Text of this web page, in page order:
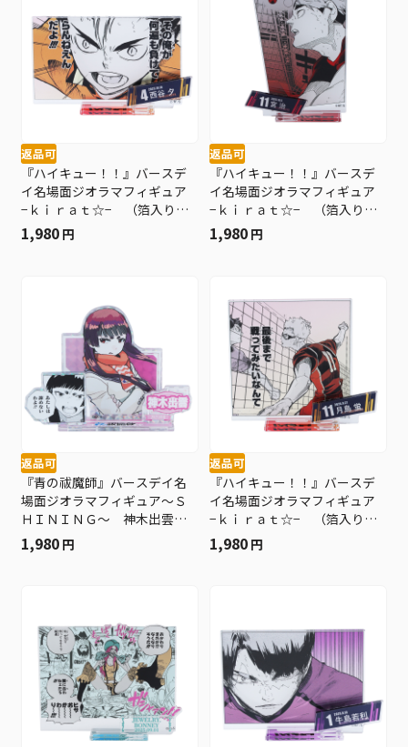
返品可
『ハイキュー！！』バースデ
イ名場面ジオラマフィギュア
−ｋｉｒａｔ☆− （箔入りア
クリル） 西谷夕 ＢＥ４
1,980 円
返品可
『ハイキュー！！』バースデ
イ名場面ジオラマフィギュア
−ｋｉｒａｔ☆− （箔入りア
クリル） 宮治 ＢＥ４
1,980 円
返品可
『青の祓魔師』バースデイ名
場面ジオラマフィギュア～Ｓ
ＨＩＮＩＮＧ～ 神木出雲
ＢＥ４
1,980 円
返品可
『ハイキュー！！』バースデ
イ名場面ジオラマフィギュア
−ｋｉｒａｔ☆− （箔入りア
クリル） 月島蛍 ＢＥ３
1,980 円